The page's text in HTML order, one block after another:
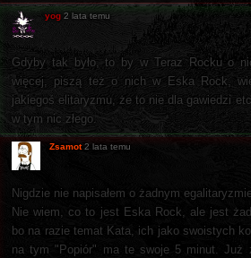
yog 2 lata temu
Gdyby tak było, to by w Teraz Rocku o
więcej, piszą też o nich w Eska Rock,
jakiegoś elitaryzmu, że to nie dla gawiedzi
w tym nic złego.
Zsamot 2 lata temu
Nigdzie nie napisałem o żadnym
Nie wiem, co to jest Eska Rock, ale jest
bo na razie temat Kata, ich jako swoistych
na tym "Popiór" ma te swoje 5 minut. Już